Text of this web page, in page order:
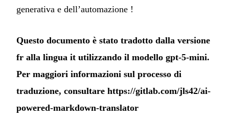
generativa e dell’automazione !
Questo documento è stato tradotto dalla versione
fr alla lingua it utilizzando il modello gpt-5-mini.
Per maggiori informazioni sul processo di
traduzione, consultare https://gitlab.com/jls42/ai-
powered-markdown-translator